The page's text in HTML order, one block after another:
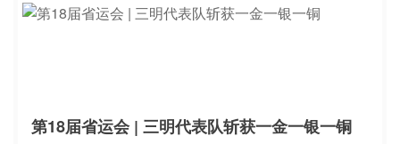
第18届省运会 | 三明代表队斩获一金一银一铜